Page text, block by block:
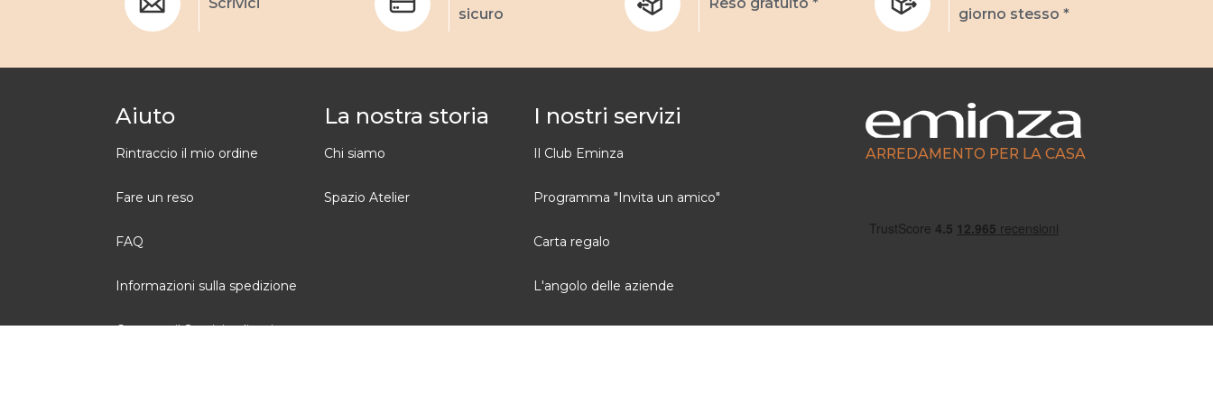
sicuro
giorno stesso *
Aiuto
Rintraccio il mio ordine
Fare un reso
FAQ
Informazioni sulla spedizione
Contatta il Servizio clienti
La nostra storia
Chi siamo
Spazio Atelier
I nostri servizi
Il Club Eminza
Programma "Invita un amico"
Carta regalo
L'angolo delle aziende
ARREDAMENTO PER LA CASA